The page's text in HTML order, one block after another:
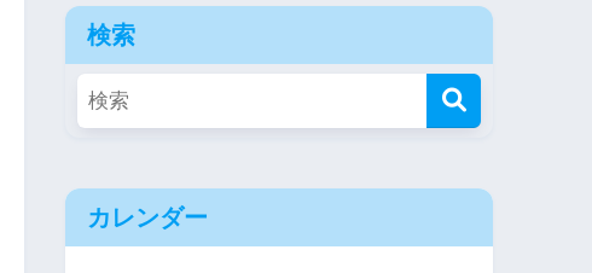
検索
カレンダー